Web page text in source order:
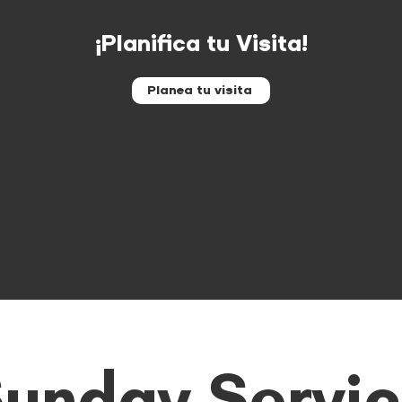
¡Planifica tu Visita!
Planea tu visita